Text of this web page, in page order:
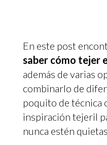
En este post
saber cómo tejer
además de varias
combinarlo de
poquito de técnica
inspiración tejeril
nunca estén